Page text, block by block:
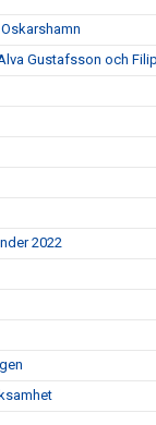
Gustafsson och
2022